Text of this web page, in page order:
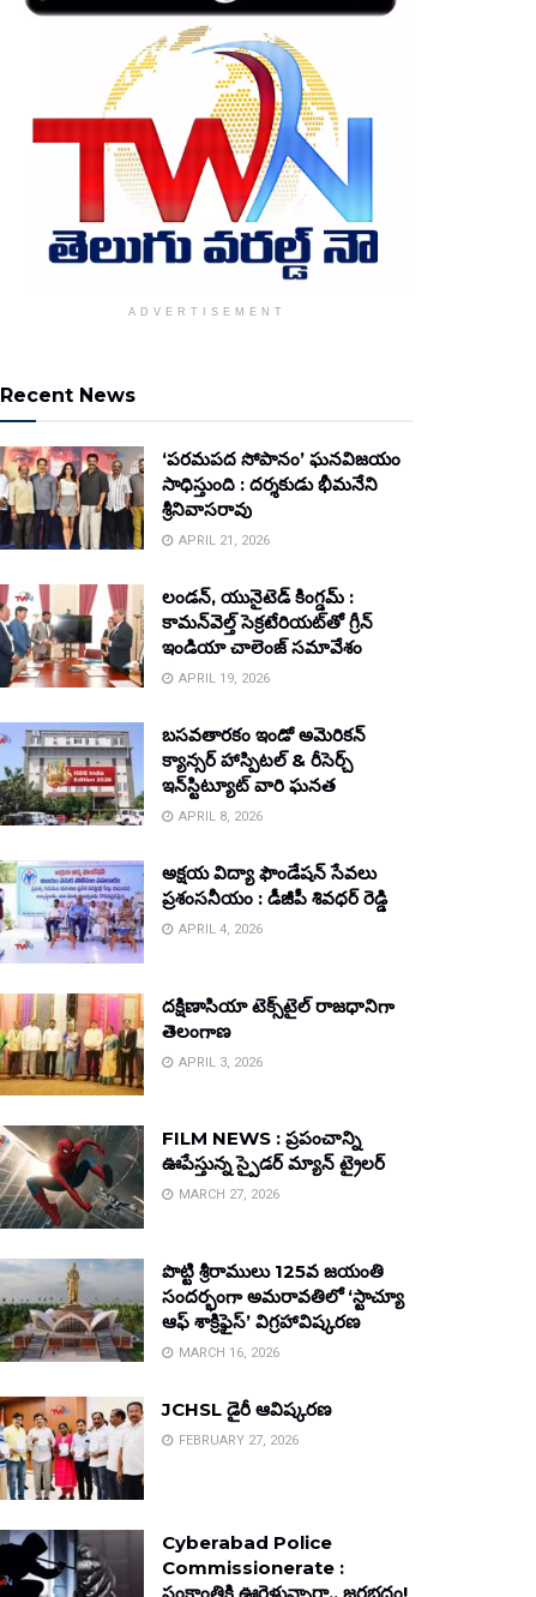
ADVERTISEMENT
Recent News
‘పరమపద సోపానం’ ఘనవిజయం
సాధిస్తుంది : దర్శకుడు భీమనేని
శ్రీనివాసరావు
APRIL 21, 2026
లండన్, యునైటెడ్ కింగ్డమ్ :
కామన్‌వెల్త్ సెక్రటేరియట్‌తో గ్రీన్
ఇండియా చాలెంజ్ సమావేశం
APRIL 19, 2026
బసవతారకం ఇండో అమెరికన్
క్యాన్సర్ హాస్పిటల్ & రీసెర్చ్
ఇన్‌స్టిట్యూట్ వారి ఘనత
APRIL 8, 2026
అక్షయ విద్యా ఫౌండేషన్ సేవలు
ప్రశంసనీయం : డీజీపీ శివధర్ రెడ్డి
APRIL 4, 2026
దక్షిణాసియా టెక్స్‌టైల్ రాజధానిగా
తెలంగాణ
APRIL 3, 2026
FILM NEWS : ప్రపంచాన్ని
ఊపేస్తున్న స్పైడర్ మ్యాన్ ట్రైలర్
MARCH 27, 2026
పొట్టి శ్రీరాములు 125వ జయంతి
సందర్భంగా అమరావతిలో ‘స్టాచ్యూ
ఆఫ్ శాక్రిఫైస్’ విగ్రహావిష్కరణ
MARCH 16, 2026
JCHSL డైరీ ఆవిష్కరణ
FEBRUARY 27, 2026
Cyberabad Police
Commissionerate :